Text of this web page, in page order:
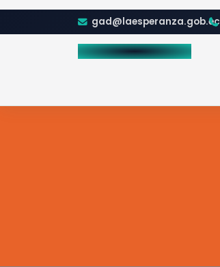
gad@laesperanza.gob.ec